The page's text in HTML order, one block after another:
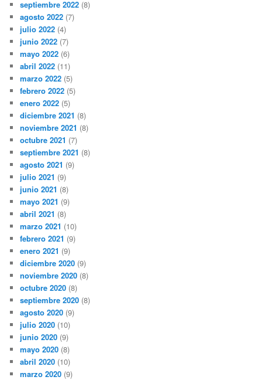
septiembre 2022 (8)
agosto 2022 (7)
julio 2022 (4)
junio 2022 (7)
mayo 2022 (6)
abril 2022 (11)
marzo 2022 (5)
febrero 2022 (5)
enero 2022 (5)
diciembre 2021 (8)
noviembre 2021 (8)
octubre 2021 (7)
septiembre 2021 (8)
agosto 2021 (9)
julio 2021 (9)
junio 2021 (8)
mayo 2021 (9)
abril 2021 (8)
marzo 2021 (10)
febrero 2021 (9)
enero 2021 (9)
diciembre 2020 (9)
noviembre 2020 (8)
octubre 2020 (8)
septiembre 2020 (8)
agosto 2020 (9)
julio 2020 (10)
junio 2020 (9)
mayo 2020 (8)
abril 2020 (10)
marzo 2020 (9)